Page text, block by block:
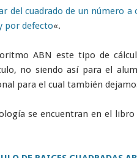
del cuadrado de un número
por defecto«.
ABN este tipo de
no siendo así para el
para el cual también
se encuentran en el